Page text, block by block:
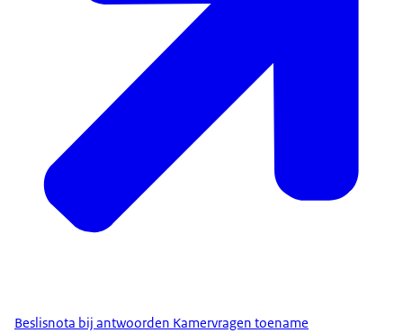
Beslisnota bij antwoorden Kamervragen toename